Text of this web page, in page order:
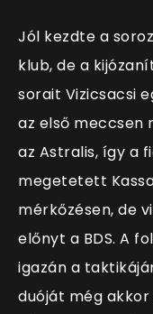
Jól kezdte a
klub, de a
sorait Vizicsacsi
az első meccsen
az Astralis, így a
megetetett
mérkőzésen, de
előnyt a BDS. A
igazán a
duóját még